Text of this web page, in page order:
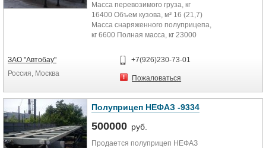
Масса перевозимого груза, кг
16400 Объем кузова, м³ 16 (21,7)
Масса снаряженного полуприцепа,
кг 6600 Полная масса, кг 23000
ЗАО "Автобау"
Россия, Москва
+7(926)230-73-01
Пожаловаться
Полуприцеп НЕФАЗ -9334
500000 руб.
Продается полуприцеп НЕФАЗ